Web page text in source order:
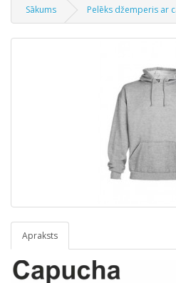
Sākums Pelēks džemperis ar
Apraksts